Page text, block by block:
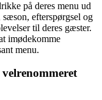
på deres menu ud
efterspørgsel og
til deres gæster.
imødekomme
menu.